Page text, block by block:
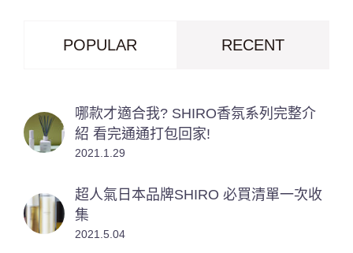
POPULAR RECENT
哪款才適合我? SHIRO香氛系列完整介
紹 看完通通打包回家!
2021.1.29
超人氣日本品牌SHIRO 必買清單一次收
集
2021.5.04